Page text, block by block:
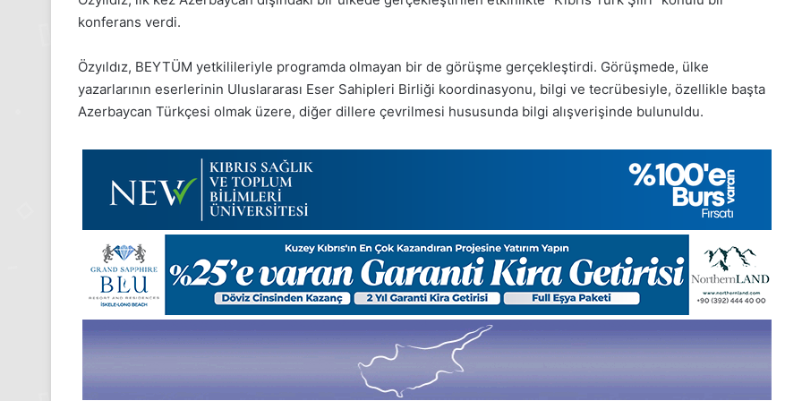
konferans verdi.
Özyıldız, BEYTÜM yetkilileriyle programda olmayan bir de görüşme gerçekleştirdi. Görüşmede, ülke
yazarlarının eserlerinin Uluslararası Eser Sahipleri Birliği koordinasyonu, bilgi ve tecrübesiyle, özellikle başta
Azerbaycan Türkçesi olmak üzere, diğer dillere çevrilmesi hususunda bilgi alışverişinde bulunuldu.
Kasım
Gıynık
Medya
24 Kasım 2025
Medya manşetleri
Aralık
Gıynık
Medya
manşetleri
1 Aralık 2025
Medya manşetleri